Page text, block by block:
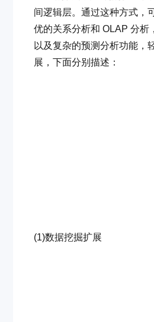
间逻辑层。通过这种方式，
优的关系分析和 OLAP 分析
以及复杂的预测分析功能，
展，下面分别描述：
(1)数据挖掘扩展